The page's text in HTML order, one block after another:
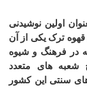
اولین نوشیدنی
قهوه ترک یکی از آن
در فرهنگ و شیوه
شعبه های متعدد
های سنتی این کشور